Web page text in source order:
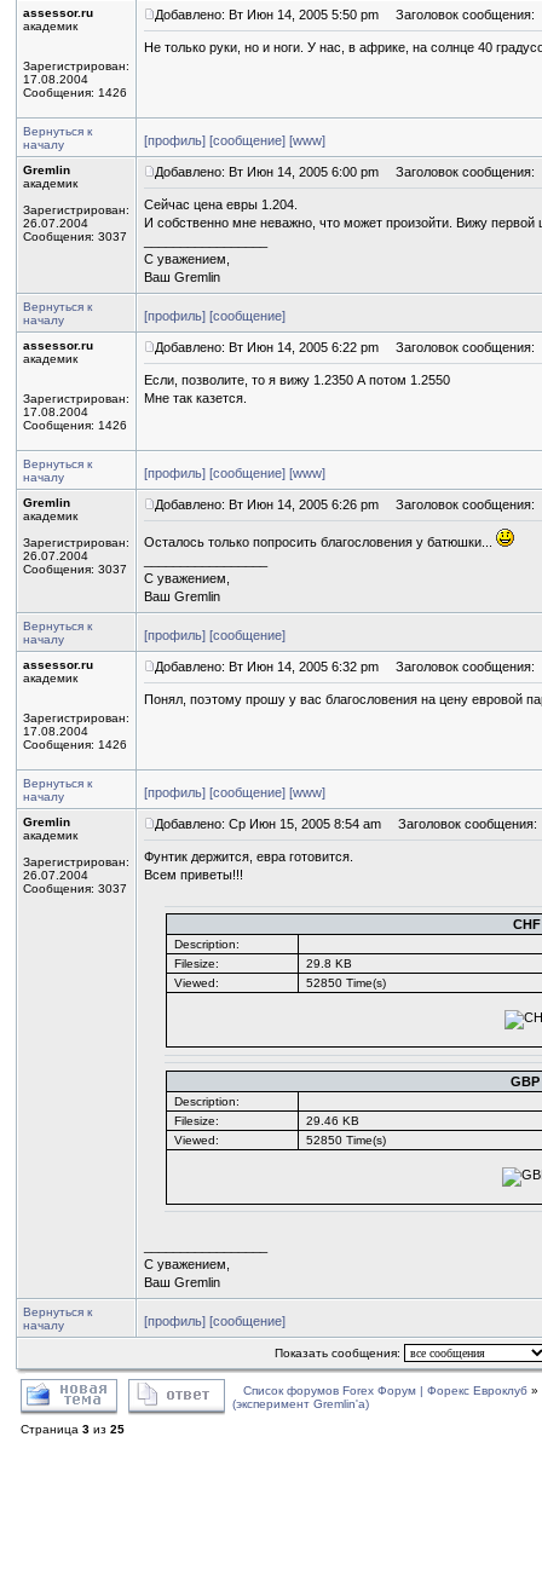
assessor.ru
академик
Зарегистрирован:
17.08.2004
Сообщения: 1426
Добавлено: Вт Июн 14, 2005 5:50 pm Заголовок сообщения:
Не только руки, но и ноги. У нас, в африке, на солнце 40
Вернуться к
началу
[профиль] [сообщение] [www]
Gremlin
академик
Зарегистрирован:
26.07.2004
Сообщения: 3037
Добавлено: Вт Июн 14, 2005 6:00 pm Заголовок сообщения:
Сейчас цена евры 1.204.
И собственно мне неважно, что может произойти. Вижу первой
С уважением,
Ваш Gremlin
Вернуться к
началу
[профиль] [сообщение]
assessor.ru
академик
Зарегистрирован:
17.08.2004
Сообщения: 1426
Добавлено: Вт Июн 14, 2005 6:22 pm Заголовок сообщения:
Если, позволите, то я вижу 1.2350 А потом 1.2550
Мне так казется.
Вернуться к
началу
[профиль] [сообщение] [www]
Gremlin
академик
Зарегистрирован:
26.07.2004
Сообщения: 3037
Добавлено: Вт Июн 14, 2005 6:26 pm Заголовок сообщения:
Осталось только попросить благословения у батюшки...
С уважением,
Ваш Gremlin
Вернуться к
началу
[профиль] [сообщение]
assessor.ru
академик
Зарегистрирован:
17.08.2004
Сообщения: 1426
Добавлено: Вт Июн 14, 2005 6:32 pm Заголовок сообщения:
Понял, поэтому прошу у вас благословения на цену евровой
Вернуться к
началу
[профиль] [сообщение] [www]
Gremlin
академик
Зарегистрирован:
26.07.2004
Сообщения: 3037
Добавлено: Ср Июн 15, 2005 8:54 am Заголовок сообщения:
Фунтик держится, евра готовится.
Всем приветы!!!
Description:
Filesize:
29.8 KB
Viewed:
52850 Time(s)
GBP
Description:
Filesize:
29.46 KB
Viewed:
52850 Time(s)
С уважением,
Ваш Gremlin
Вернуться к
началу
[профиль] [сообщение]
Показать сообщения:
Список форумов Forex Форум | Форекс Евроклуб »
(эксперимент Gremlin'a)
Страница 3 из 25